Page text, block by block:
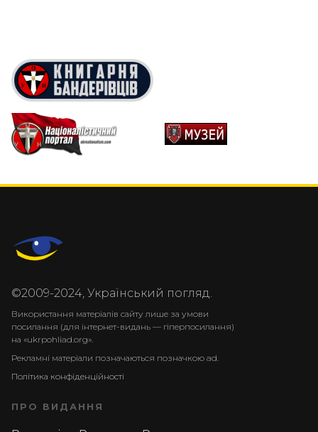
©2009-2024, Український погляд.
Використання матеріалів сайту лише за умови
посилання (для інтернет-видань — гіперпосилання)
на «ukrpohliad.org».
Рекламні матеріали позначаються позначкою ad.
Політика конфіденційності
ПРО ВИДАННЯ